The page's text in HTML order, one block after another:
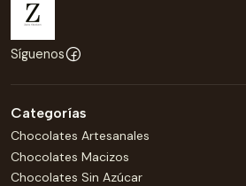
Síguenos
Categorías
Chocolates Artesanales
Chocolates Macizos
Chocolates Sin Azúcar